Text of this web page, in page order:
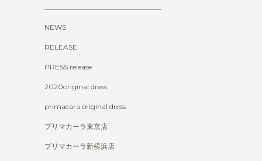
NEWS
RELEASE
PRESS release
2020original dress
primacara original dress
プリマカーラ東京店
プリマカーラ新横浜店